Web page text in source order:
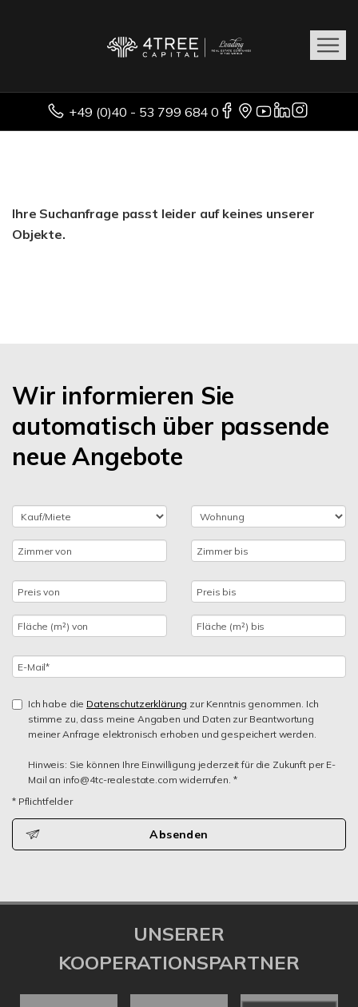
+49 (0)40 - 53 799 684 0
Ihre Suchanfrage passt leider auf keines unserer
Objekte.
Wir informieren Sie
automatisch über passende
neue Angebote
Ich habe die Datenschutzerklärung zur Kenntnis genommen. Ich
stimme zu, dass meine Angaben und Daten zur Beantwortung
meiner Anfrage elektronisch erhoben und gespeichert werden.
Hinweis: Sie können Ihre Einwilligung jederzeit für die Zukunft per E-
Mail an info@4tc-realestate.com widerrufen. *
* Pflichtfelder
Absenden
UNSERER
KOOPERATIONSPARTNER